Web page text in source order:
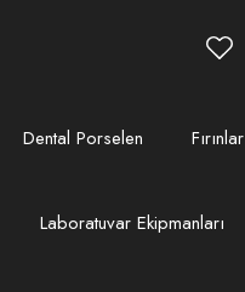
Dental Porselen Fırınlar
Laboratuvar Ekipmanları